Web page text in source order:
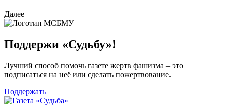
Далее
Поддержи «Судьбу»!
Лучший способ помочь газете жертв фашизма – это
подписаться на неё или сделать пожертвование.
Поддержать